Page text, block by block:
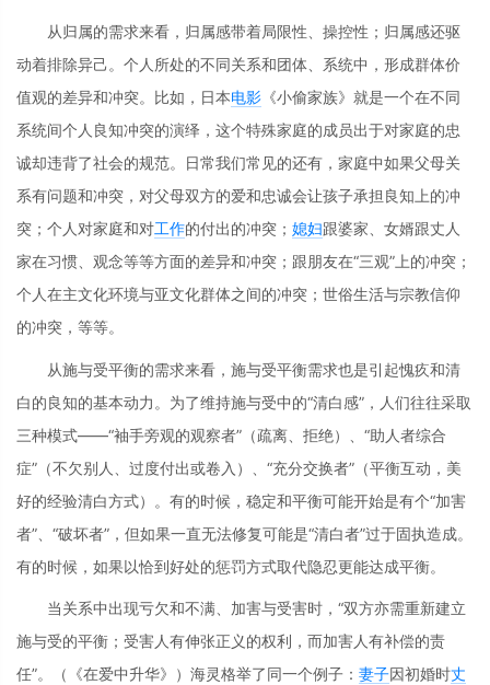
从归属的需求来看，归属感带着局限性、操控性；归属感还驱
动着排除异己。个人所处的不同关系和团体、系统中，形成群体价
值观的差异和冲突。比如，日本电影 《小偷家族》就是一个在不同
系统间个人良知冲突的演绎，这个特殊家庭的成员出于对家庭的忠
诚却违背了社会的规范。日常我们常见的还有，家庭中如果父母关
系有问题和冲突，对父母双方的爱和忠诚会让孩子承担良知上的冲
突；个人对家庭和对工作的付出的冲突； 媳妇跟婆家、女婿跟丈人
家在习惯、观念等等方面的差异和冲突；跟朋友在“三观”上的冲突；
个人在主文化环境与亚文化群体之间的冲突；世俗生活与宗教信仰
的冲突，等等。
从施与受平衡的需求来看，施与受平衡需求也是引起愧疚和清
白的良知的基本动力。为了维持施与受中的“清白感”，人们往往采取
三种模式——“袖手旁观的观察者”（疏离、拒绝）、“助人者综合
症”（不欠别人、过度付出或卷入）、“充分交换者”（平衡互动，美
好的经验清白方式）。有的时候，稳定和平衡可能开始是有个“加害
者”、“破坏者”，但如果一直无法修复可能是“清白者”过于固执造成。
有的时候，如果以恰到好处的惩罚方式取代隐忍更能达成平衡。
当关系中出现亏欠和不满、加害与受害时，“双方亦需重新建立
施与受的平衡；受害人有伸张正义的权利，而加害人有补偿的责
任”。（《在爱中升华》）海灵格举了同一个例子： 妻子因初婚时丈